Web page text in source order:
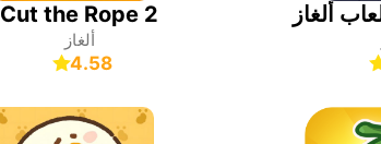
Cut the Rope 2
ألغاز
4.58